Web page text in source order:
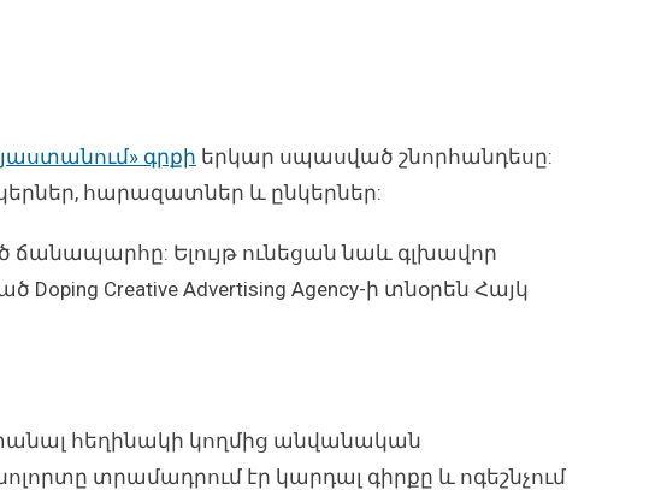
գրքի երկար սպասված շնորհանդեսը:
հարազատներ և ընկերներ:
ճանապարհը: Ելույթ ունեցան նաև գլխավոր
Creative Advertising Agency-ի տնօրեն Հայկ
հեղինակի կողմից անվանական
տրամադրում էր կարդալ գիրքը և ոգեշնչում